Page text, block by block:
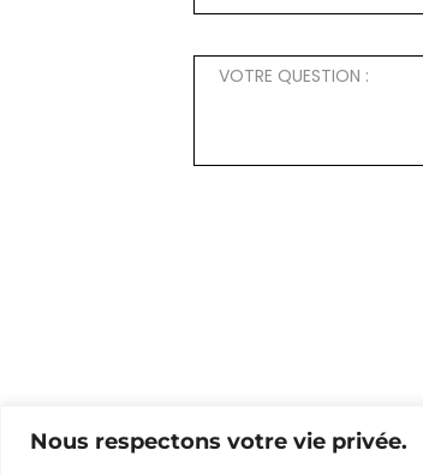
Nous respectons votre vie privée.